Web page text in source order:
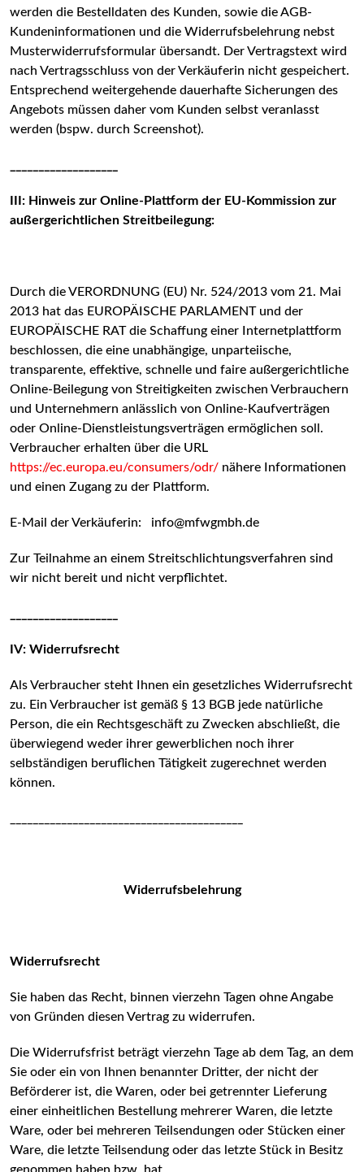
werden die Bestelldaten des Kunden, sowie die AGB-
Kundeninformationen und die Widerrufsbelehrung nebst
Musterwiderrufsformular übersandt. Der Vertragstext wird
nach Vertragsschluss von der Verkäuferin nicht gespeichert.
Entsprechend weitergehende dauerhafte Sicherungen des
Angebots müssen daher vom Kunden selbst veranlasst
werden (bspw. durch Screenshot).
III: Hinweis zur Online-Plattform der EU-Kommission zur
außergerichtlichen Streitbeilegung:
Durch die VERORDNUNG (EU) Nr. 524/2013 vom 21. Mai
2013 hat das EUROPÄISCHE PARLAMENT und der
EUROPÄISCHE RAT die Schaffung einer Internetplattform
beschlossen, die eine unabhängige, unparteiische,
transparente, effektive, schnelle und faire außergerichtliche
Online-Beilegung von Streitigkeiten zwischen Verbrauchern
und Unternehmern anlässlich von Online-Kaufverträgen
oder Online-Dienstleistungsverträgen ermöglichen soll.
Verbraucher erhalten über die URL
https://ec.europa.eu/consumers/odr/ nähere Informationen
und einen Zugang zu der Plattform.
E-Mail der Verkäuferin: info@mfwgmbh.de
Zur Teilnahme an einem Streitschlichtungsverfahren sind
wir nicht bereit und nicht verpflichtet.
IV: Widerrufsrecht
Als Verbraucher steht Ihnen ein gesetzliches Widerrufsrecht
zu. Ein Verbraucher ist gemäß § 13 BGB jede natürliche
Person, die ein Rechtsgeschäft zu Zwecken abschließt, die
überwiegend weder ihrer gewerblichen noch ihrer
selbständigen beruflichen Tätigkeit zugerechnet werden
können.
Widerrufsbelehrung
Widerrufsrecht
Sie haben das Recht, binnen vierzehn Tagen ohne Angabe
von Gründen diesen Vertrag zu widerrufen.
Die Widerrufsfrist beträgt vierzehn Tage ab dem Tag, an dem
Sie oder ein von Ihnen benannter Dritter, der nicht der
Beförderer ist, die Waren, oder bei getrennter Lieferung
einer einheitlichen Bestellung mehrerer Waren, die letzte
Ware, oder bei mehreren Teilsendungen oder Stücken einer
Ware, die letzte Teilsendung oder das letzte Stück in Besitz